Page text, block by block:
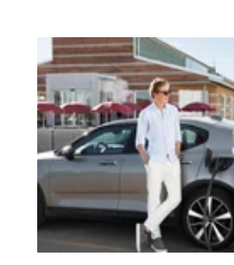
Vattenfall/Jeanette Hägglund